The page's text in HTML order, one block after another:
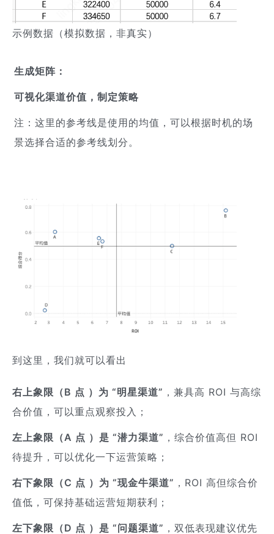
示例数据（模拟数据，非真实）
生成矩阵：
可视化渠道价值，制定策略
注：这里的参考线是使用的均值，可以根据时机的场
景选择合适的参考线划分。
到这里，我们就可以看出
右上象限（B 点 ）为 “明星渠道” ，兼具高 ROI 与高综
合价值，可以重点观察投入；
左上象限（A 点 ）是 “潜力渠道” ，综合价值高但 ROI
待提升，可以优化一下运营策略；
右下象限（C 点 ）为 “现金牛渠道” ，ROI 高但综合价
值低，可保持基础运营短期获利；
左下象限（D 点 ）是 “问题渠道” ，双低表现建议优先